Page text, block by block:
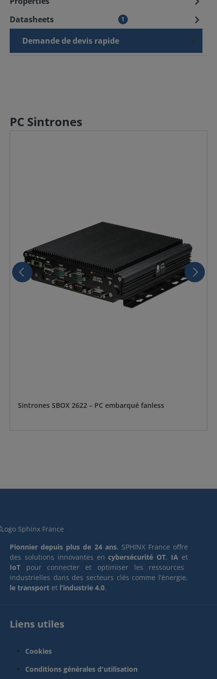
Datasheets
1
Demande de devis rapide
PC Sintrones
Sintrones SBOX 2622 – PC embarqué fanless
Pionnier depuis plus de 24 ans, SPHINX France offre
des solutions innovantes encybersécurité OT, IA et
IoT pour connecter et optimiser les ressources
industrielles dans des secteurs clés comme l’énergie,
le transport et l’industrie 4.0.
Liens utiles
Cookies
Conditions générales d'utilisation